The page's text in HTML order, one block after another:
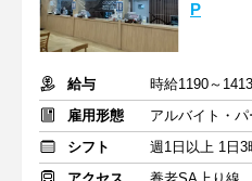
P
給与
時給1190～
雇用形態
アルバイト・パ
シフト
週1日以上 1日3